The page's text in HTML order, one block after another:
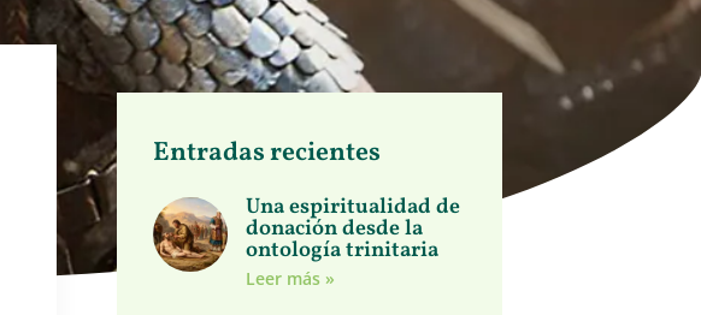
Entradas recientes
Una espiritualidad de
donación desde la
ontología trinitaria
Leer más »